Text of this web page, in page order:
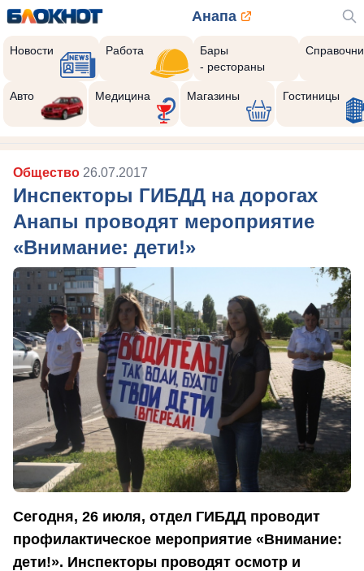
Анапа
Новости Работа
Бары
- рестораны
Авто Медицина Магазины Гостиницы
Общество 26.07.2017
Инспекторы ГИБДД на дорогах
Анапы проводят мероприятие
«Внимание: дети!»
Сегодня, 26 июля, отдел ГИБДД проводит
профилактическое мероприятие «Внимание:
дети!». Инспекторы проводят осмотр и